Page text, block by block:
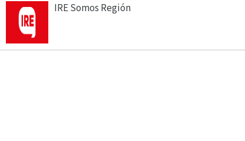
IRE Somos Región